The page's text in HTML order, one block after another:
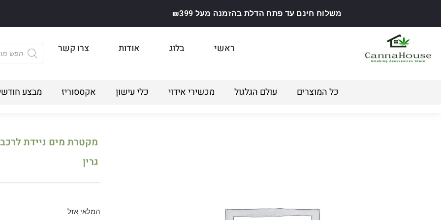
משלוח חינם עד פתח הדלת בהזמנה מעל ₪399
ראשי בלוג אודות צרו קשר
כל המוצרים עולם הגלגול מכשירי אידוי כלי עישון אקססוריז מבצע
מקטרת מים ניידת
גרין
המלאי אזל